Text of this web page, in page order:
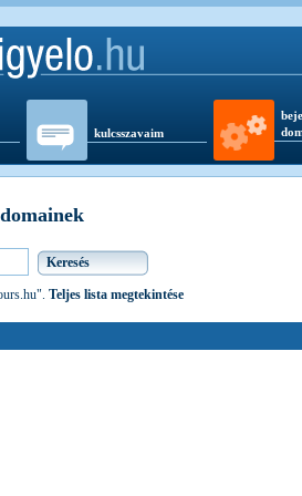
kulcsszavaim
Teljes lista megtekintése